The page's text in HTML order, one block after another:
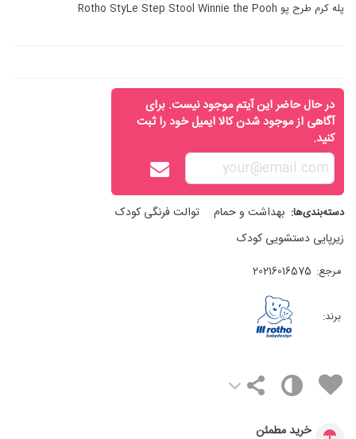
پله کرم طرح پو Rotho StyLe Step Stool Winnie the Pooh
در حال حاضر این آیتم موجود نیست. برای
آگاهی از موجود شدن کالا ایمیل خود را ثبت
کنید.
دسته‌بندی‌ها: بهداشت و حمام
توالت فرنگی کودک
زیرپایی دستشویی کودک
مرجع: 20216016575
برند:
خرید مطمئن